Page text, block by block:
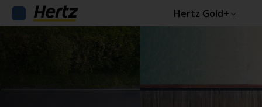
Hertz Gold+